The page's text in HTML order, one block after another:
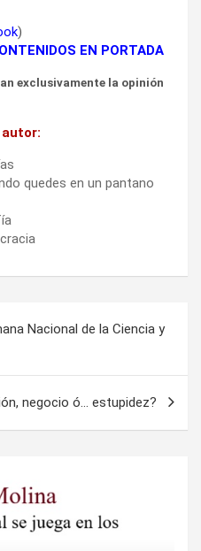
)
EN PORTADA
exclusivamente la opinión
quedes en un pantano
Nacional de la Ciencia y
negocio ó… estupidez?